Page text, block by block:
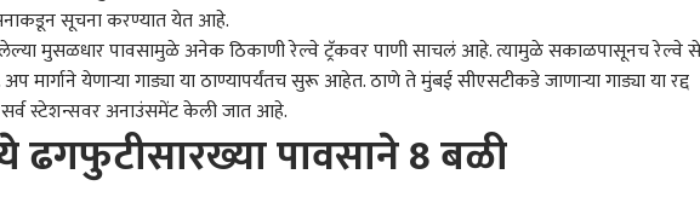
सूचना करण्यात येत आहे.
मुसळधार पावसामुळे अनेक ठिकाणी रेल्वे ट्रॅकवर पाणी साचलं आहे. त्यामुळे सकाळपासूनच रेल्वे
मार्गाने येणाऱ्या गाड्या या ठाण्यापर्यंतच सुरू आहेत.ठाणेते मुंबई सीएसटीकडे जाणाऱ्या गाड्या या रद्द
स्टेशन्सवर अनाउंसमेंट केली जात आहे.
ढगफुटीसारख्या पावसाने 8 बळी
पर्सनल कॉर्नर